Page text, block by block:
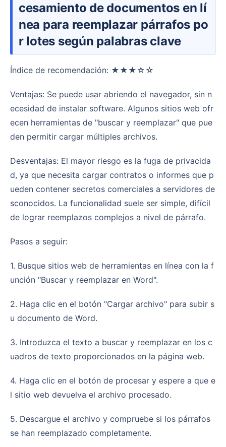
cesamiento de documentos en lí
nea para reemplazar párrafos po
r lotes según palabras clave
Índice de recomendación: ★★★☆☆
Ventajas: Se puede usar abriendo el navegador, sin n
ecesidad de instalar software. Algunos sitios web ofr
ecen herramientas de "buscar y reemplazar" que pue
den permitir cargar múltiples archivos.
Desventajas: El mayor riesgo es la fuga de privacida
d, ya que necesita cargar contratos o informes que p
ueden contener secretos comerciales a servidores de
sconocidos. La funcionalidad suele ser simple, difícil
de lograr reemplazos complejos a nivel de párrafo.
Pasos a seguir:
1. Busque sitios web de herramientas en línea con la f
unción "Buscar y reemplazar en Word".
2. Haga clic en el botón "Cargar archivo" para subir s
u documento de Word.
3. Introduzca el texto a buscar y reemplazar en los c
uadros de texto proporcionados en la página web.
4. Haga clic en el botón de procesar y espere a que e
l sitio web devuelva el archivo procesado.
5. Descargue el archivo y compruebe si los párrafos
se han reemplazado completamente.